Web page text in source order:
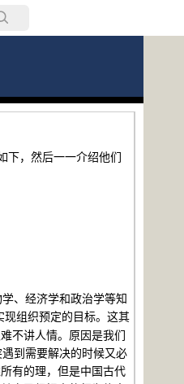
，然后一一介绍他们
、经济学和政治学等知
现组织预定的目标。这其
不讲人情。原因是我们
到需要解决的时候又必
有的理，但是中国古代